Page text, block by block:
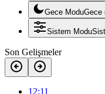
Gece ModuGece
Sistem Modu
Son Gelişmeler
12:11